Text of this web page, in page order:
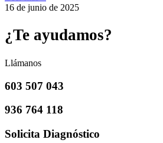
16 de junio de 2025
¿Te ayudamos?
Llámanos
603 507 043
936 764 118
Solicita Diagnóstico